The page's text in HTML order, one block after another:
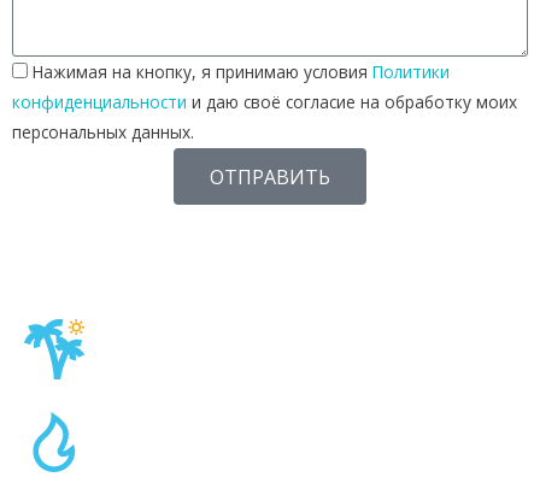
Нажимая на кнопку, я принимаю условия Политики
конфиденциальности и даю своё согласие на обработку моих
персональных данных.
ОТПРАВИТЬ